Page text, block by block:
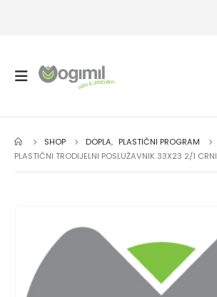
SHOP DOPLA, PLASTIČNI PROGRAM
PLASTIČNI TRODIJELNI POSLUŽAVNIK 33X23 2/1 CRNI